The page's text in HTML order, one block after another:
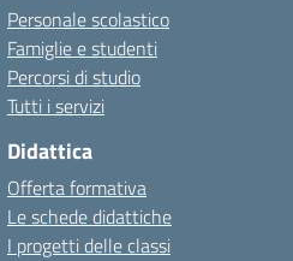
Personale scolastico
Famiglie e studenti
Percorsi di studio
Tutti i servizi
Didattica
Offerta formativa
Le schede didattiche
I progetti delle classi